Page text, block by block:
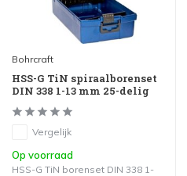
Bohrcraft
HSS-G TiN spiraalborenset
DIN 338 1-13 mm 25-delig
Vergelijk
Op voorraad
HSS-G TiN borenset DIN 338 1-